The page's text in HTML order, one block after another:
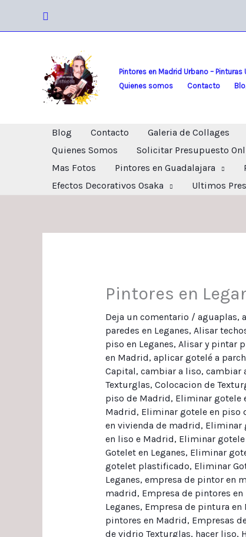
Buscar
Pintores en Madrid Urbano – Pinturas
Quienes somos
Contacto
Blog Contacto Galeria de Collages
Quienes Somos
Solicitar Presupuesto
Mas Fotos
Pintores en Guadalajara
Efectos Decorativos Osaka
Ultimos
Pintores en
Deja un comentario / aguaplas,
paredes en Leganes, Alisar
piso en Leganes, Alisar y pintar
en Madrid, aplicar gotelé a
Capital, cambiar a liso, cambiar
Texturglas, Colocacion de
piso de Madrid, Eliminar gotele
Madrid, Eliminar gotele en piso
en vivienda de madrid, Eliminar
en liso e Madrid, Eliminar gotele
Gotelet en Leganes, Eliminar
gotelet plastificado, Eliminar
Leganes, empresa de pintor en
madrid, Empresa de pintores
Leganes, Empresa de pintura en
pintores en Madrid, Empresas
de vidrio Texturglas, hacer liso,